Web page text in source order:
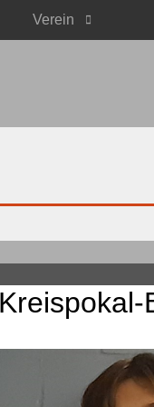
Verein